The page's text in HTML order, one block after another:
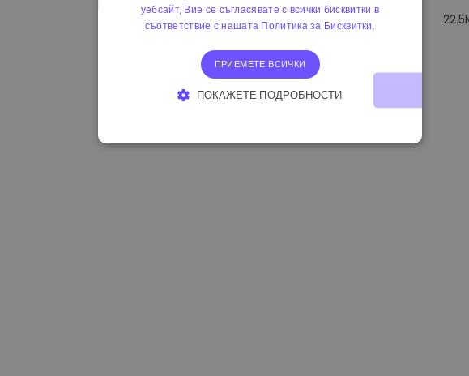
0.865095 € 0.00%
уебсайт, Вие се съгласявате с всички бисквитки в
съответствие с нашата Политика за Бисквитки.
ПРИЕМЕТЕ ВСИЧКИ
ПОКАЖЕТЕ ПОДРОБНОСТИ